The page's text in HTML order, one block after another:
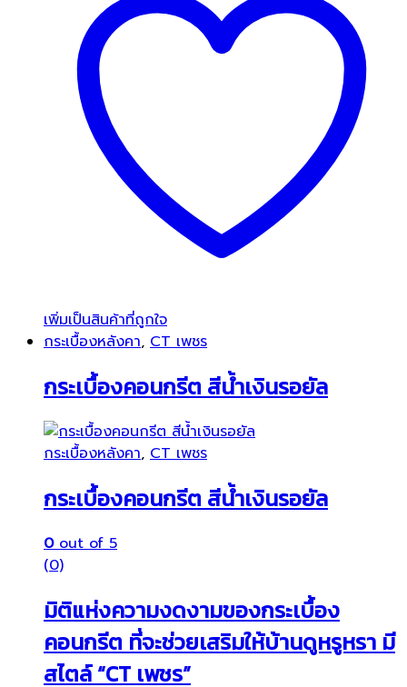
เพิ่มเป็นสินค้าที่ถูกใจ
กระเบื้องหลังคา, CT เพชร
กระเบื้องคอนกรีต สีน้ำเงินรอยัล
กระเบื้องหลังคา, CT เพชร
กระเบื้องคอนกรีต สีน้ำเงินรอยัล
0out of 5
(0)
มิติแห่งความงดงามของกระเบื้อง
คอนกรีต ที่จะช่วยเสริมให้บ้านดูหรูหรา มี
สไตล์ “CT เพชร”